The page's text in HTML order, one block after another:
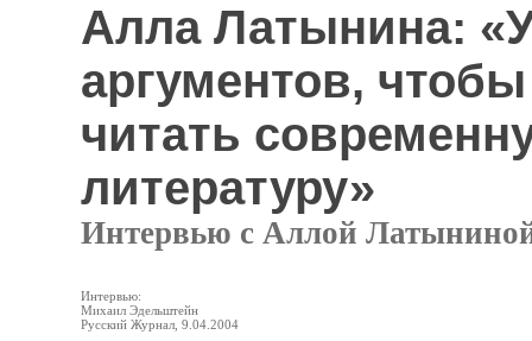
Алла Латынина:
аргументов,
читать
литературу»
Интервью с Аллой
Интервью:
Михаил Эдельштейн
Русский Журнал, 9.04.2004